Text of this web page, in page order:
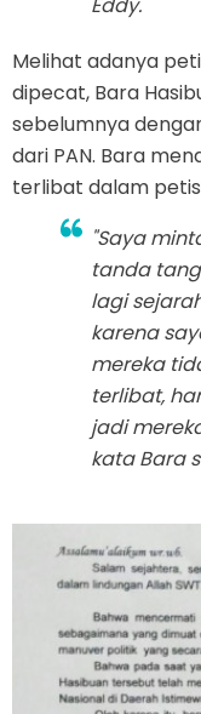
Melihat adanya
dipecat, Bara
sebelumnya
dari PAN. Bara
terlibat dalam
"Saya
tanda
lagi
karena
mereka
terlibat,
jadi
kata Bara